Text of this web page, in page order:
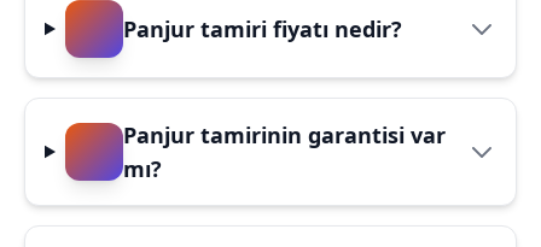
Panjur tamiri fiyatı nedir?
Panjur tamirinin garantisi var
mı?